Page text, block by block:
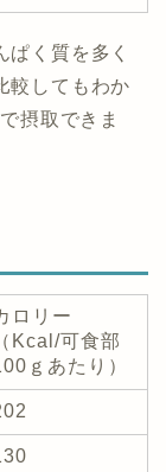
く質を多く
較してもわか
摂取できま
ロリー
（Kcal/可食部
ｇあたり）